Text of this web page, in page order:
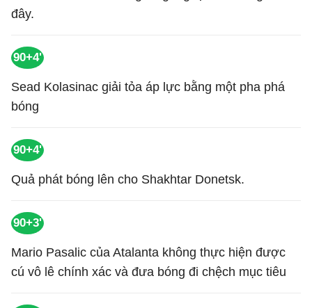
đây.
90+4'
Sead Kolasinac giải tỏa áp lực bằng một pha phá
bóng
90+4'
Quả phát bóng lên cho Shakhtar Donetsk.
90+3'
Mario Pasalic của Atalanta không thực hiện được
cú vô lê chính xác và đưa bóng đi chệch mục tiêu